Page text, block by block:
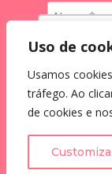
Eu
Ao
como
Uso de
Usamos
tráfego. Ao
de cookies e